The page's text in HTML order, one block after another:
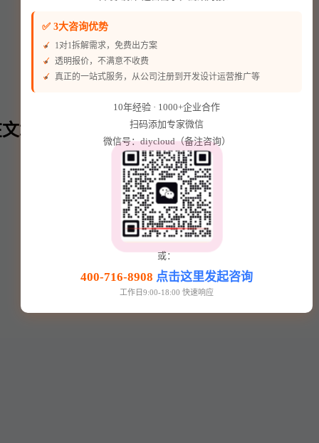
章内⬇️
✅ 3大咨询优势
1对1拆解需求，免费出方案
透明报价，不满意不收费
真正的一站式服务，从公司注册到开发设计运营推广等
10年经验 · 1000+企业合作
扫码添加专家微信
微信号：diycloud（备注咨询）
或：
400-716-8908 点击这里发起咨询
工作日9:00-18:00 快速响应